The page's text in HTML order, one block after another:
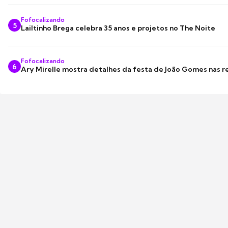
5
Fofocalizando
Lailtinho Brega celebra 35 anos e projetos no The Noite
6
Fofocalizando
Ary Mirelle mostra detalhes da festa de João Gomes nas